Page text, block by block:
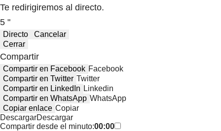
Te redirigiremos al directo.
5 "
Directo
Cancelar
Cerrar
Compartir
Compartir en Facebook Facebook
Compartir en Twitter Twitter
Compartir en LinkedIn Linkedin
Compartir en WhatsApp WhatsApp
Copiar enlace Copiar
DescargarDescargar
Compartir desde el minuto:00:00